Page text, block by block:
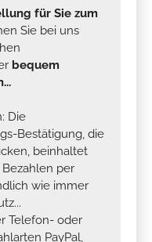
für Sie zum
Sie bei uns
bequem
Die
Bestätigung, die
beinhaltet
per
wie immer
Telefon- oder
PayPal,